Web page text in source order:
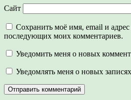
Сайт
Сохранить моё имя, email и адрес
последующих моих комментариев.
Уведомить меня о новых
Уведомлять меня о новых